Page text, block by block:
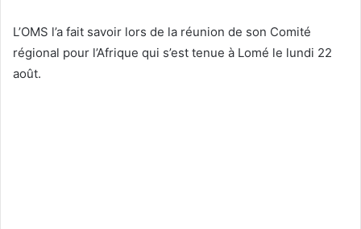
L’OMS l’a fait savoir lors de la réunion de son Comité
régional pour l’Afrique qui s’est tenue à Lomé le lundi 22
août.